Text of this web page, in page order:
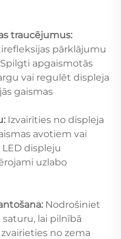
traucējumus:
pārklājumu
apgaismotās
vai regulēt displeja
gaismas
Izvairīties no displeja
avotiem vai
displeju
uzlabo
Nodrošiniet
lai pilnībā
no zema